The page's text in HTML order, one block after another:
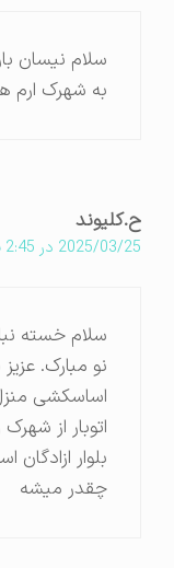
سلام نیسان
به شهرک ارم هم
ح.کلیوند
2025/03/25 در 2:45 ب.ظ
سلام خسته
نو مبارک. عزیز برای
اساسکشی منزل
اتوبار از شهرک
بلوار ازادگان
چقدر میشه